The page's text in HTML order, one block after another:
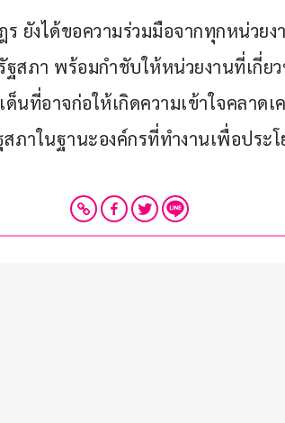
ยังได้ขอความร่วมมือจากทุกหน่วย
สภา พร้อมกำชับให้หน่วยงานที่เกี่ยว
นที่อาจก่อให้เกิดความเข้าใจคลาดเ
าในฐานะองค์กรที่ทำงานเพื่อประ